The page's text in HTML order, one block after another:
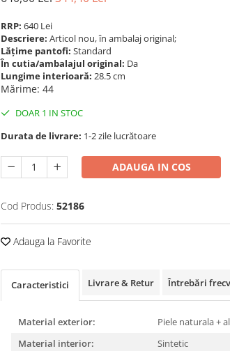
RRP: 640 Lei
Descriere: Articol nou, în ambalaj original;
Lățime pantofi: Standard
În cutia/ambalajul original: Da
Lungime interioară: 28.5 cm
Mărime: 44
DOAR 1 IN STOC
Durata de livrare: 1-2 zile lucrătoare
ADAUGA IN COS
Cod Produs: 52186
Adauga la Favorite
Caracteristici Livrare & Retur Întrebări
Material exterior:
Piele naturala +
Material interior:
Sintetic